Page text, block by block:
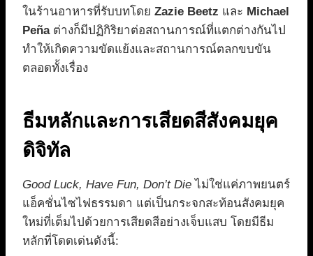
ในร้านอาหารที่รับบทโดย Zazie Beetz และ Michael
Peñaต่างก็มีปฏิกิริยาต่อสถานการณ์ที่แตกต่างกันไป
ทำให้เกิดความขัดแย้งและสถานการณ์ตลกขบขัน
ตลอดทั้งเรื่อง
ธีมหลักและการเสียดสีสังคมยุค
ดิจิทัล
Good Luck, Have Fun, Don’t Die ไม่ใช่แค่ภาพยนตร์
แอ็คชั่นไซไฟธรรมดา แต่เป็นกระจกสะท้อนสังคมยุค
ใหม่ที่เต็มไปด้วยการเสียดสีอย่างเจ็บแสบ โดยมีธีม
หลักที่โดดเด่นดังนี้: